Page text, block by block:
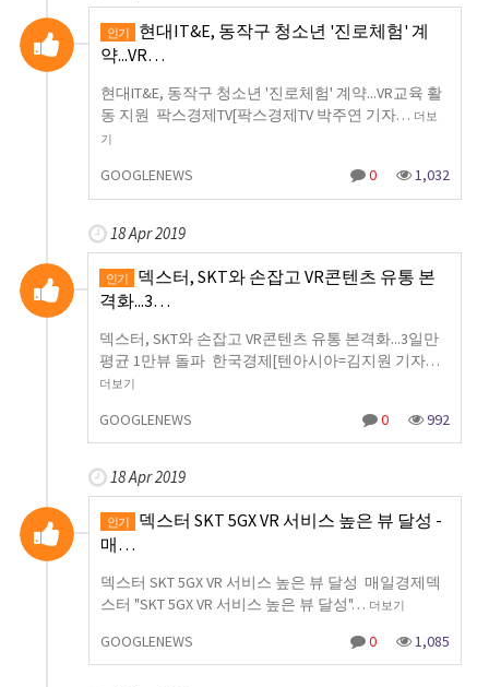
인기
현대IT&E, 동작구 청소년 '진로체험' 계
약...VR…
현대IT&E, 동작구 청소년 '진로체험' 계약...VR교육 활
동 지원 팍스경제TV[팍스경제TV 박주연 기자… 더보
기
GOOGLENEWS 0 1,032
18 Apr 2019
인기
덱스터, SKT와 손잡고 VR콘텐츠 유통 본
격화...3…
덱스터, SKT와 손잡고 VR콘텐츠 유통 본격화...3일만
평균 1만뷰 돌파 한국경제[텐아시아=김지원 기자…
더보기
GOOGLENEWS 0 992
18 Apr 2019
인기
덱스터 SKT 5GX VR 서비스 높은 뷰 달성 -
매…
덱스터 SKT 5GX VR 서비스 높은 뷰 달성 매일경제덱
스터 "SKT 5GX VR 서비스 높은 뷰 달성"… 더보기
GOOGLENEWS 0 1,085